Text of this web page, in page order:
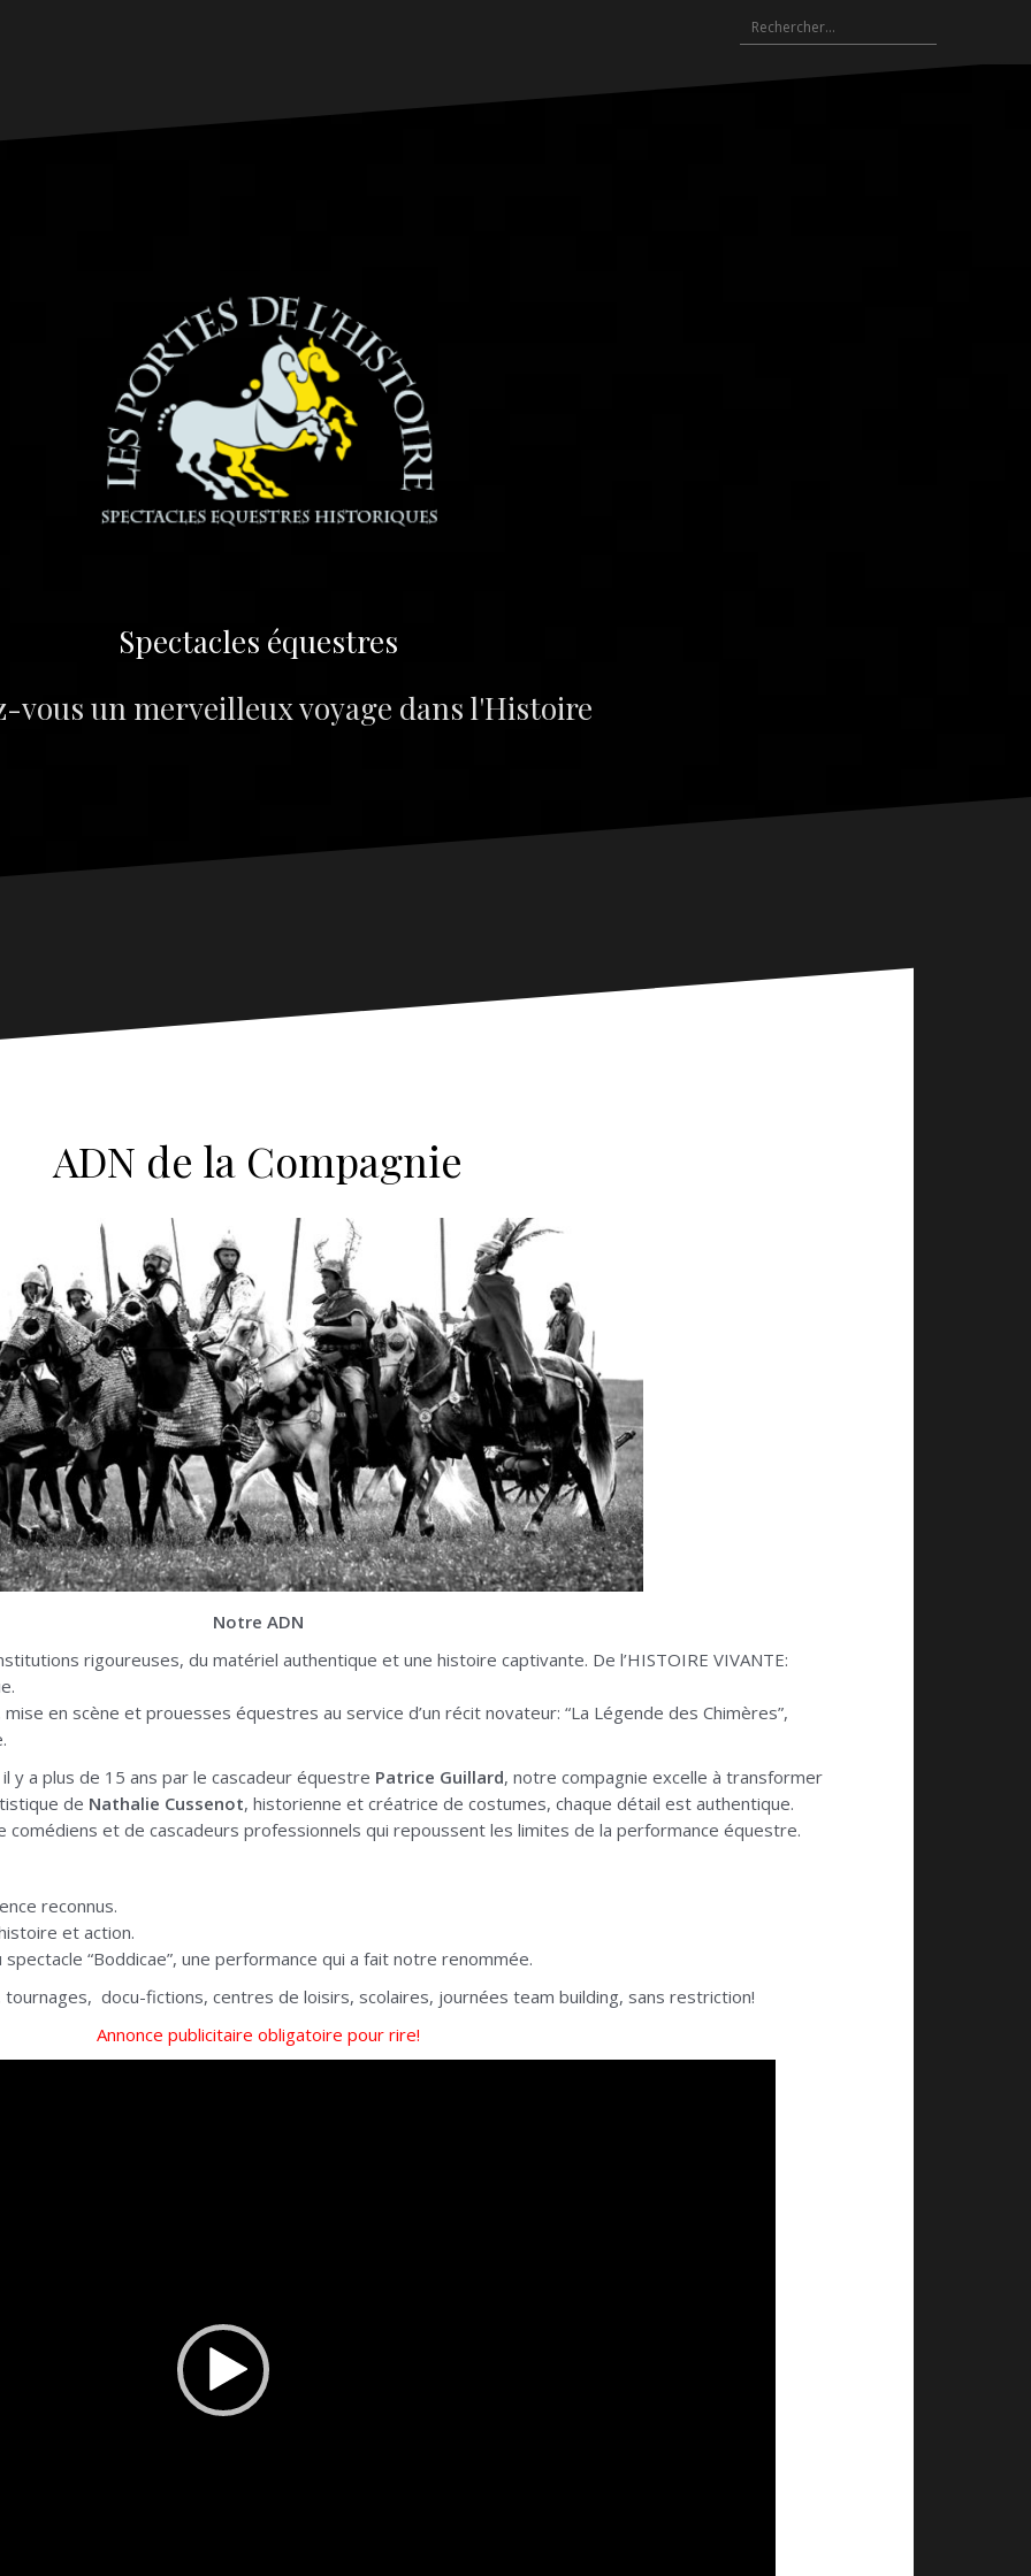
Rechercher :
Spectacles équestres
vous un merveilleux voyage dans l'Histoire
ADN de la Compagnie
Notre ADN
rigoureuses, du matériel authentique et une histoire captivante. De l’HISTOIRE VIVANTE:
en scène et prouesses équestres au service d’un récit novateur: “La Légende des Chimères”,
y a plus de 15 ans par le cascadeur équestre Patrice Guillard, notre compagnie excelle à transformer
de Nathalie Cussenot, historienne et créatrice de costumes, chaque détail est authentique.
et de cascadeurs professionnels qui repoussent les limites de la performance équestre.
reconnus.
et action.
spectacle “Boddicae”, une performance qui a fait notre renommée.
docu-fictions, centres de loisirs, scolaires, journées team building, sans restriction!
Annonce publicitaire obligatoire pour rire!